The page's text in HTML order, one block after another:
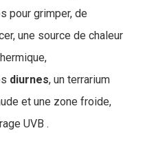
pour grimper, de
une source de chaleur
diurnes, un terrarium
et une zone froide,
UVB .